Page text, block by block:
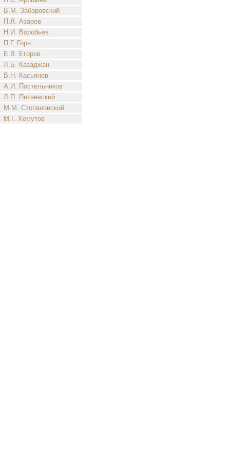
В.М. Заборовский
П.Л. Азаров
Н.И. Воробьев
П.Г. Горн
Е.В. Егоров
Л.Б. Казаджан
В.Н. Касьянов
А.И. Постельников
Л.П. Питаевский
М.М. Стопановский
М.Г. Хомутов